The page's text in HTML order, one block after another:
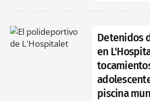
Detenidos
en
piscina